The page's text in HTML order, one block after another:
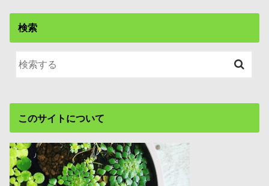
検索
このサイトについて